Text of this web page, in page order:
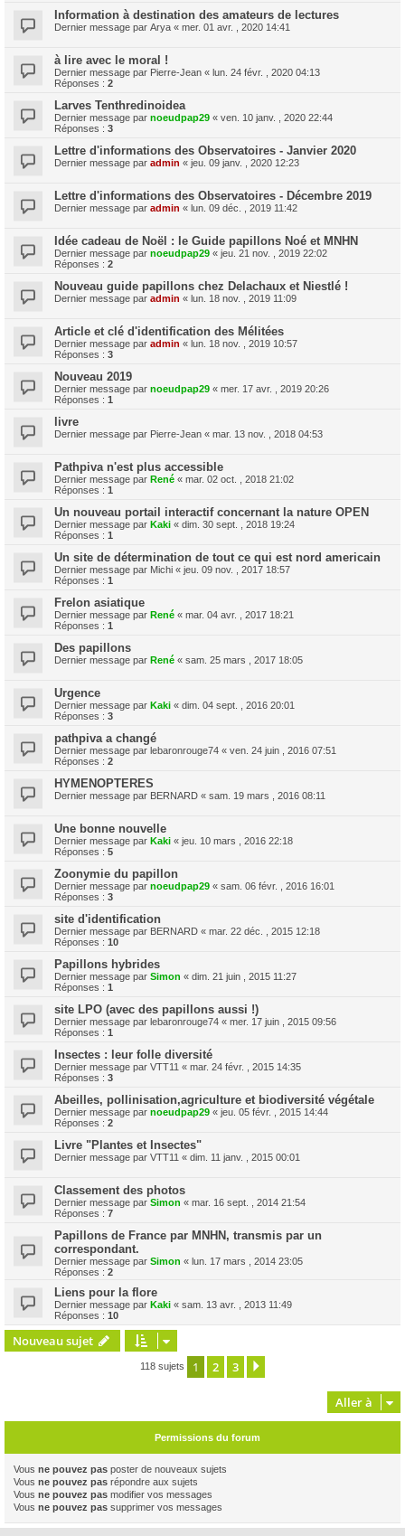
Information à destination des amateurs de lectures
Dernier message par Arya « mer. 01 avr. , 2020 14:41
à lire avec le moral !
Dernier message par Pierre-Jean « lun. 24 févr. , 2020 04:13
Réponses : 2
Larves Tenthredinoidea
Dernier message par noeudpap29 « ven. 10 janv. , 2020 22:44
Réponses : 3
Lettre d'informations des Observatoires - Janvier 2020
Dernier message par admin « jeu. 09 janv. , 2020 12:23
Lettre d'informations des Observatoires - Décembre 2019
Dernier message par admin « lun. 09 déc. , 2019 11:42
Idée cadeau de Noël : le Guide papillons Noé et MNHN
Dernier message par noeudpap29 « jeu. 21 nov. , 2019 22:02
Réponses : 2
Nouveau guide papillons chez Delachaux et Niestlé !
Dernier message par admin « lun. 18 nov. , 2019 11:09
Article et clé d'identification des Mélitées
Dernier message par admin « lun. 18 nov. , 2019 10:57
Réponses : 3
Nouveau 2019
Dernier message par noeudpap29 « mer. 17 avr. , 2019 20:26
Réponses : 1
livre
Dernier message par Pierre-Jean « mar. 13 nov. , 2018 04:53
Pathpiva n'est plus accessible
Dernier message par René « mar. 02 oct. , 2018 21:02
Réponses : 1
Un nouveau portail interactif concernant la nature OPEN
Dernier message par Kaki « dim. 30 sept. , 2018 19:24
Réponses : 1
Un site de détermination de tout ce qui est nord americain
Dernier message par Michi « jeu. 09 nov. , 2017 18:57
Réponses : 1
Frelon asiatique
Dernier message par René « mar. 04 avr. , 2017 18:21
Réponses : 1
Des papillons
Dernier message par René « sam. 25 mars , 2017 18:05
Urgence
Dernier message par Kaki « dim. 04 sept. , 2016 20:01
Réponses : 3
pathpiva a changé
Dernier message par lebaronrouge74 « ven. 24 juin , 2016 07:51
Réponses : 2
HYMENOPTERES
Dernier message par BERNARD « sam. 19 mars , 2016 08:11
Une bonne nouvelle
Dernier message par Kaki « jeu. 10 mars , 2016 22:18
Réponses : 5
Zoonymie du papillon
Dernier message par noeudpap29 « sam. 06 févr. , 2016 16:01
Réponses : 3
site d'identification
Dernier message par BERNARD « mar. 22 déc. , 2015 12:18
Réponses : 10
Papillons hybrides
Dernier message par Simon « dim. 21 juin , 2015 11:27
Réponses : 1
site LPO (avec des papillons aussi !)
Dernier message par lebaronrouge74 « mer. 17 juin , 2015 09:56
Réponses : 1
Insectes : leur folle diversité
Dernier message par VTT11 « mar. 24 févr. , 2015 14:35
Réponses : 3
Abeilles, pollinisation,agriculture et biodiversité végétale
Dernier message par noeudpap29 « jeu. 05 févr. , 2015 14:44
Réponses : 2
Livre "Plantes et Insectes"
Dernier message par VTT11 « dim. 11 janv. , 2015 00:01
Classement des photos
Dernier message par Simon « mar. 16 sept. , 2014 21:54
Réponses : 7
Papillons de France par MNHN, transmis par un
correspondant.
Dernier message par Simon « lun. 17 mars , 2014 23:05
Réponses : 2
Liens pour la flore
Dernier message par Kaki « sam. 13 avr. , 2013 11:49
Réponses : 10
Nouveau sujet
118 sujets 1 2 3
Aller à
Permissions du forum
Vous ne pouvez pas poster de nouveaux sujets
Vous ne pouvez pas répondre aux sujets
Vous ne pouvez pas modifier vos messages
Vous ne pouvez pas supprimer vos messages